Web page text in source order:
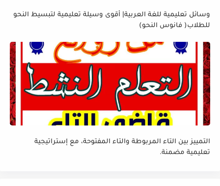
وسائل تعليمية للغة العربية| أقوى وسيلة تعليمية لتبسيط النحو
للطلاب( فانوس النحو)
التمييز بين التاء المربوطة والتاء المفتوحة، مع إستراتيجية
تعليمية مضمنة.